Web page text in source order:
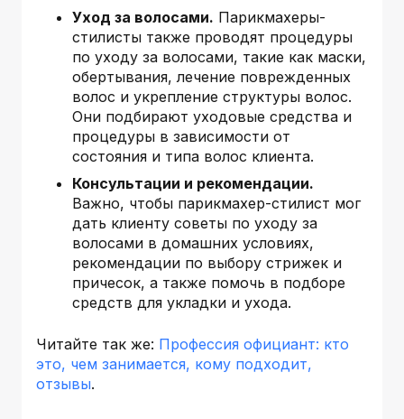
Уход за волосами. Парикмахеры-
стилисты также проводят процедуры
по уходу за волосами, такие как маски,
обертывания, лечение поврежденных
волос и укрепление структуры волос.
Они подбирают уходовые средства и
процедуры в зависимости от
состояния и типа волос клиента.
Консультации и рекомендации.
Важно, чтобы парикмахер-стилист мог
дать клиенту советы по уходу за
волосами в домашних условиях,
рекомендации по выбору стрижек и
причесок, а также помочь в подборе
средств для укладки и ухода.
Читайте так же: Профессия официант: кто
это, чем занимается, кому подходит,
отзывы.